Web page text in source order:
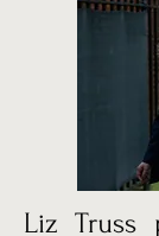
Liz Truss